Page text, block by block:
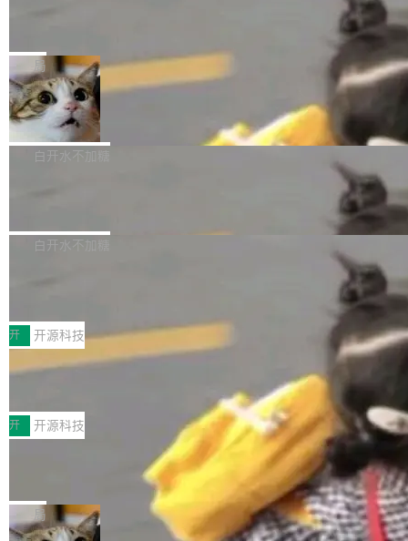
是把这段空隙补上。 回退到任何一次编辑：Delt
aDB 捕获 commit 之间的每一次操作，...
微软同期总资本开支的四成。 与亚马逊、Alpha
bet、微软以及 Meta 等传统科技巨头相比，Spa
ceXAI的资金消耗速度尤为引人瞩目。然而，支
撑庞大支出的资金来源却呈现出截然不同的面
貌。数据显示，微软和 Meta 主要依托充沛的经
一个在终端里运行的编程 agent；Muse Spark
1.2，驱动这个 agent 的新模型。一句话概括：
你可以用 curl -fsSL https://dev.meta.ai/install.
sh | bash 安装一个能在大项目里自动规划、写
代码、验证结果的 AI 终端工具。 据介绍，Muse
个主 agent 循环，外加一组后台 agent。这些后
局
美团开源 LoHoSearch，用知识图谱校
准 AI 能力认知
机器出题的前提，是让机器拥有全局视野。整个
构建流程可以分为四个环节：建图 → 控制难度
白开水不加糖
库，并将作为transport接入Mooncake TENT。
MPComm将作为一种传输引擎接入Mooncake T
ENT，实现零拷贝传输性能提升30%、非零拷贝
传输性能最高提升5倍。UCL-MPComm底层基
于自研UCL-Engine通信引擎，后续腾讯网平将
持续开源更多基于UCL-Engine的高性能通信组
件。 腾讯网平团队在UCL-MPComm中实现了一
个独立于业务线程的全局通信引擎（Engine），
白开水不加糖
型案例入选名单》，深信服“面向企业研发场景的
开源 AI 编程平台 CoStrict 应用”凭借卓越的技术
创新与落地成效成功入选。 全链路私有化部署，
助力企业AI研发安全落地 当前，越来越多企业已
经开始引入 AI Coding 工具，通过调用公有云模
型或企业内部部署模型提升研发效率。但随着 AI
Coding 从个人辅助工具逐步走向团队级、组织
级应用，企业在规模化落地过程中，对安全性、
可控性和代码质量提出了更高要求。 首先是数据
安全与合规要求。对于大多数普通研发场景，公
开 开源科技
深信服AI算力网关入选工信部人工智能
前不久，工业和信息化部正式发布《2025年人工
智能应用典型案例名单》，集中展示人工智能在
各领域的应用成果，覆盖技术底座、行业赋能、
产品应用、支撑保障、专题等五大方向。深信服
AI算力网关（AI创新平台）成功入选！ 随着各行
各业的Agent走向规模化建设，算力构成形态逐
渐丰富，用户关注的重点也在发生变化：不只是
开 开源科技
Jeff Dean 离开 Google：一个时代的结
束，一个实验室的开始
Google 员工编号 20。MapReduce 作者之一。
Bigtable 作者之一。TensorFlow 的作者之一。
Gemini 的架构师。Google 首席科学家。 Jeff D
局